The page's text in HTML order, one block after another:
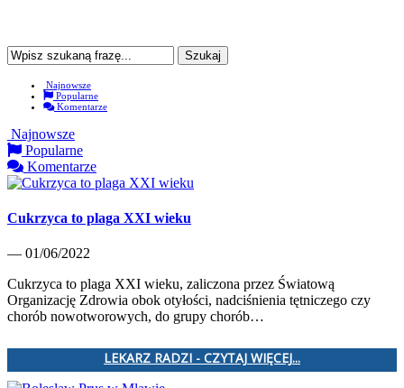
Najnowsze
Popularne
Komentarze
Najnowsze
Popularne
Komentarze
Cukrzyca to plaga XXI wieku
— 01/06/2022
Cukrzyca to plaga XXI wieku, zaliczona przez Światową
Organizację Zdrowia obok otyłości, nadciśnienia tętniczego czy
chorób nowotworowych, do grupy chorób…
LEKARZ RADZI - CZYTAJ WIĘCEJ...